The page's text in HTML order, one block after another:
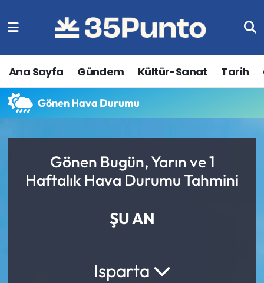
Ana Sayfa Gündem Kültür-Sanat Tarih
Gönen Hava Durumu
Gönen Bugün, Yarın ve 1
Haftalık Hava Durumu Tahmini
ŞU AN
Isparta